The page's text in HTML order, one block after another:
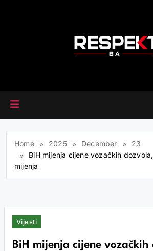
Home 2025 December
23
BiH mijenja cijene vozačkih
mijenja
Vijesti
BiH mijenja cijene vozačkih